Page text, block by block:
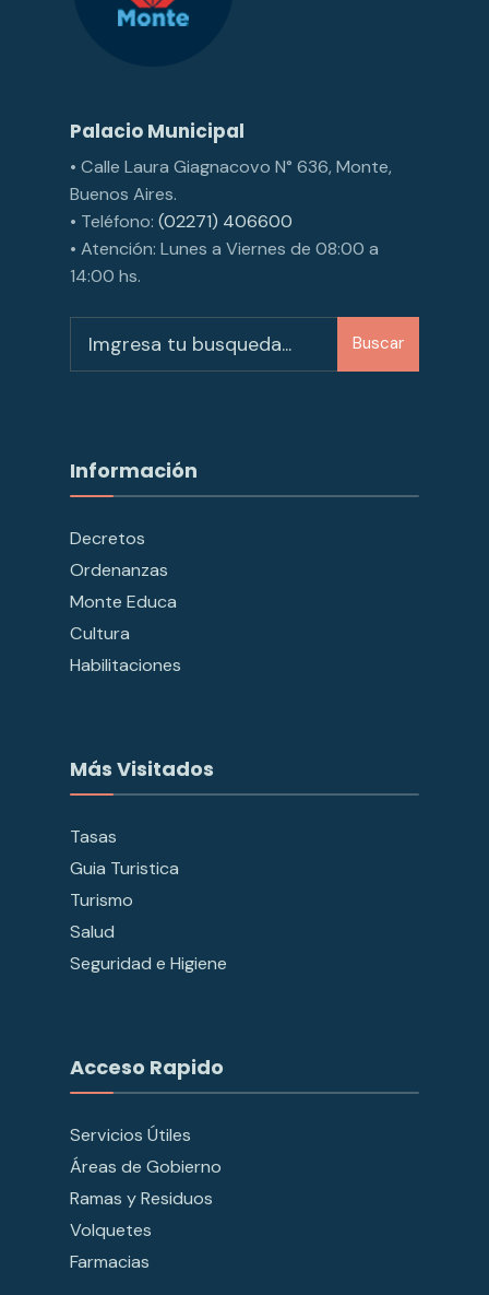
Palacio Municipal
• Calle Laura Giagnacovo N° 636, Monte,
Buenos Aires.
• Teléfono: (02271) 406600
• Atención: Lunes a Viernes de 08:00 a
14:00 hs.
Buscar
Información
Decretos
Ordenanzas
Monte Educa
Cultura
Habilitaciones
Más Visitados
Tasas
Guia Turistica
Turismo
Salud
Seguridad e Higiene
Acceso Rapido
Servicios Útiles
Áreas de Gobierno
Ramas y Residuos
Volquetes
Farmacias